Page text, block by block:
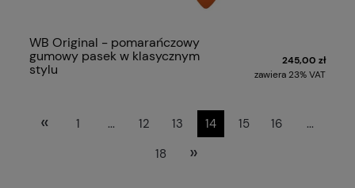
WB Original - pomarańczowy
gumowy pasek w klasycznym
stylu
245,00 zł
zawiera 23% VAT
« 1 ... 12 13 14 15 16
...
18
»